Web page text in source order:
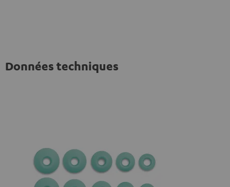
Données techniques